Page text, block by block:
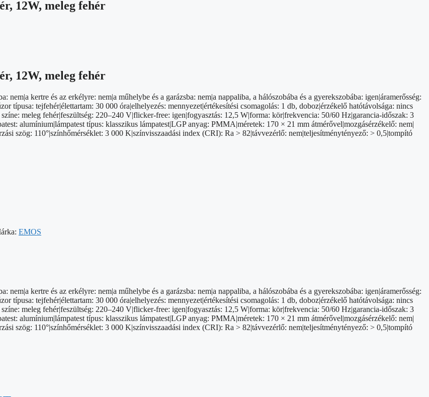
12W, meleg fehér
12W, meleg fehér
kertre és az erkélyre: nem|a műhelybe és a garázsba: nem|a nappaliba, a hálószobába és a gyerekszobába: igen|áramerősség:
típusa: tejfehér|élettartam: 30 000 óra|elhelyezés: mennyezet|értékesítési csomagolás: 1 db, doboz|érzékelő hatótávolsága: nincs
meleg fehér|feszültség: 220–240 V|flicker-free: igen|fogyasztás: 12,5 W|forma: kör|frekvencia: 50/60 Hz|garancia-időszak: 3
alumínium|lámpatest típus: klasszikus lámpatest|LGP anyag: PMMA|méretek: 170 × 21 mm átmérővel|mozgásérzékelő: nem|
szög: 110°|színhőmérséklet: 3 000 K|színvisszaadási index (CRI): Ra > 82|távvezérlő: nem|teljesítménytényező: > 0,5|tompító
EMOS
kertre és az erkélyre: nem|a műhelybe és a garázsba: nem|a nappaliba, a hálószobába és a gyerekszobába: igen|áramerősség:
típusa: tejfehér|élettartam: 30 000 óra|elhelyezés: mennyezet|értékesítési csomagolás: 1 db, doboz|érzékelő hatótávolsága: nincs
meleg fehér|feszültség: 220–240 V|flicker-free: igen|fogyasztás: 12,5 W|forma: kör|frekvencia: 50/60 Hz|garancia-időszak: 3
alumínium|lámpatest típus: klasszikus lámpatest|LGP anyag: PMMA|méretek: 170 × 21 mm átmérővel|mozgásérzékelő: nem|
szög: 110°|színhőmérséklet: 3 000 K|színvisszaadási index (CRI): Ra > 82|távvezérlő: nem|teljesítménytényező: > 0,5|tompító